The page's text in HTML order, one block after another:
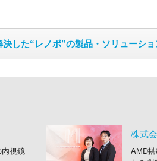
した“レノボ”の製品・ソリューシ
視鏡
株式
AMD